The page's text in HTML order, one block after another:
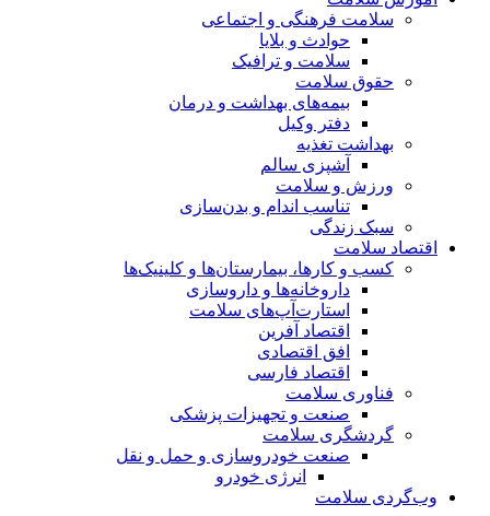
سلامت فرهنگی و اجتماعی
حوادث و بلایا
سلامت و ترافیک
حقوق سلامت
بیمه‌های بهداشت و درمان
دفتر وکیل
بهداشت تغذیه
آشپزی سالم
ورزش و سلامت
تناسب اندام و بدن‌سازی
سبک زندگی
اقتصاد سلامت
کسب و کارها، بیمارستان‌ها و کلینیک‌ها
داروخانه‌ها و داروسازی
استارت‌آپ‌های سلامت
اقتصاد آفرین
افق اقتصادی
اقتصاد فارسی
فناوری سلامت
صنعت و تجهیزات پزشکی
گردشگری سلامت
صنعت خودروسازی و حمل و نقل
انرژی خودرو
وب‌گردی سلامت